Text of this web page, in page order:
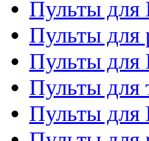
Пульты
Пульты для
Пульты
Пульты для
Пульты